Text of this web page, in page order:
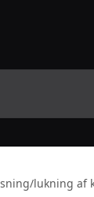
lukning af